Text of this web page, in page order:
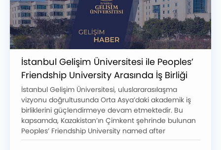
İstanbul Gelişim Üniversitesi ile Peoples’
Friendship University Arasında İş Birliği
Anlaşması İmzalandı
İstanbul Gelişim Üniversitesi, uluslararasılaşma
vizyonu doğrultusunda Orta Asya’daki akademik iş
birliklerini güçlendirmeye devam etmektedir. Bu
kapsamda, Kazakistan’ın Çimkent şehrinde bulunan
Peoples’ Friendship University named after
Academician A. Kuatbekov ile ikili iş birliği anlaşması